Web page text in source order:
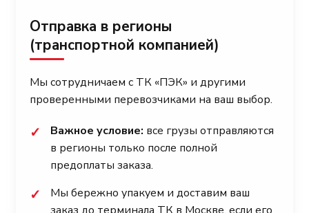
Отправка в регионы
(транспортной компанией)
Мы сотрудничаем с ТК «ПЭК» и другими
проверенными перевозчиками на ваш выбор.
✓ Важное условие: все грузы отправляются
в регионы только после полной
предоплаты заказа.
✓
Мы бережно упакуем и доставим ваш